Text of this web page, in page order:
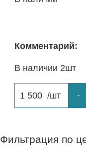
Комментарий:
В наличии 2шт
1 500 /шт -
Фильтрация по